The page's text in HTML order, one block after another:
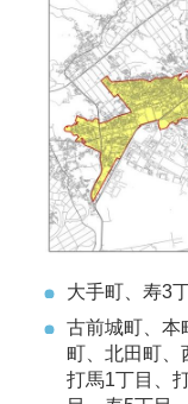
大手町、寿3
古前城町、本
町、北田町、
打馬1丁目、